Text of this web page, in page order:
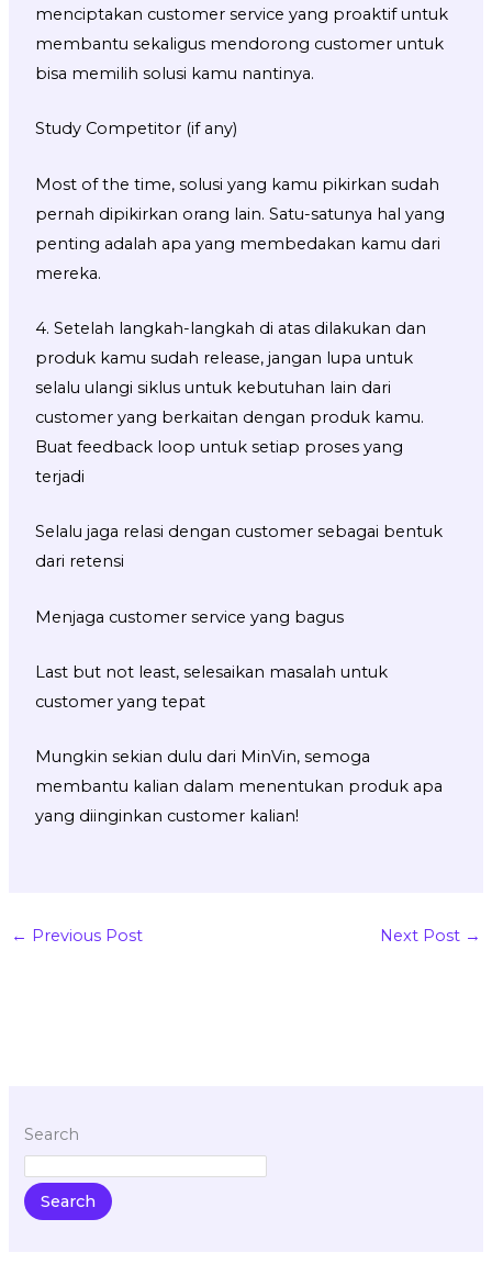
menciptakan customer service yang proaktif untuk
membantu sekaligus mendorong customer untuk
bisa memilih solusi kamu nantinya.
Study Competitor (if any)
Most of the time, solusi yang kamu pikirkan sudah
pernah dipikirkan orang lain. Satu-satunya hal yang
penting adalah apa yang membedakan kamu dari
mereka.
4. Setelah langkah-langkah di atas dilakukan dan
produk kamu sudah release, jangan lupa untuk
selalu ulangi siklus untuk kebutuhan lain dari
customer yang berkaitan dengan produk kamu.
Buat feedback loop untuk setiap proses yang
terjadi
Selalu jaga relasi dengan customer sebagai bentuk
dari retensi
Menjaga customer service yang bagus
Last but not least, selesaikan masalah untuk
customer yang tepat
Mungkin sekian dulu dari MinVin, semoga
membantu kalian dalam menentukan produk apa
yang diinginkan customer kalian!
← Previous Post Next Post →
Search
Search